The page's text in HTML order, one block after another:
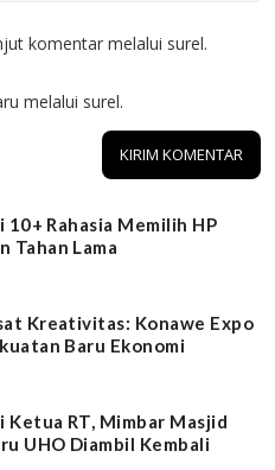
komentar melalui surel.
melalui surel.
Rahasia Memilih HP
Tahan Lama
Kreativitas: Konawe Expo
Baru Ekonomi
Ketua RT, Mimbar Masjid
UHO Diambil Kembali